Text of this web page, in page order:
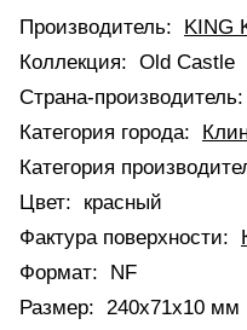
Производитель:
KING
Коллекция: Old Castle
Страна-производитель:
Категория города:
Категория
Цвет:
красный
Фактура поверхности:
Формат:
NF
Размер: 240х71х10 мм